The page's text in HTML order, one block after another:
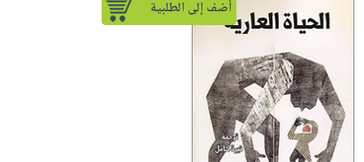
أضف إلى الطلبية